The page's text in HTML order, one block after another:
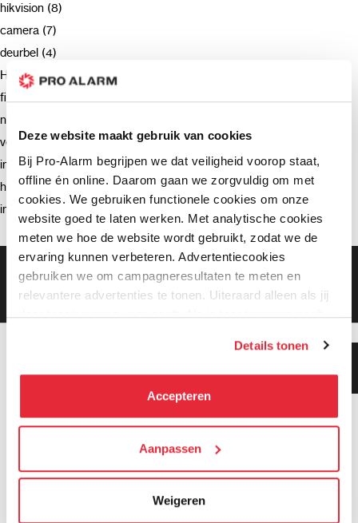
Deze website maakt gebruik van cookies
Bij Pro-Alarm begrijpen we dat veiligheid voorop staat,
offline én online. Daarom gaan we zorgvuldig om met
cookies. We gebruiken functionele cookies om onze
website goed te laten werken. Met analytische cookies
meten we hoe de website wordt gebruikt, zodat we de
ervaring kunnen verbeteren. Advertentiecookies
gebruiken we om campagneresultaten te meten en
relevantere advertenties te tonen. Uiteraard alleen als jij
daar toestemming voor geeft. Als je toestemming geeft,
kunnen deze gegevens combineren met informatie die zij
hebben verzameld via het gebruik van hun diensten. Je
kunt alle cookies accepteren, alleen noodzakelijke
We werken samen met21 derden
die uw gegevens
kunnen ontvangen en verwerken.
Details tonen
Accepteren
Aanpassen
Weigeren
hikvision (8)
camera (7)
deurbel (4)
Hikvision (3)
firmware (3)
netwerkrecorder (2)
verzending (2)
intercom (2)
hik-connect (2)
installatie (2)
Gratis bezorging vanaf €99,-
Gratis retourneren binnen 90 dagen*
Klanten geven ons een 9.3 gemiddeld
gemiddeld!